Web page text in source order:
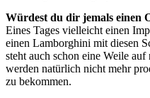
Würdest du dir jemals einen
Eines Tages vielleicht einen
einen Lamborghini mit diesen
steht auch schon eine Weile
werden natürlich nicht mehr
zu bekommen.